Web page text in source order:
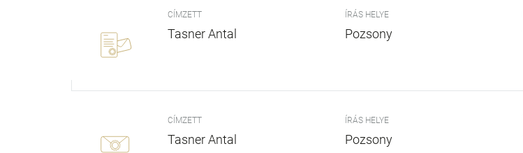
CÍMZETT
Tasner Antal
ÍRÁS HELYE
Pozsony
CÍMZETT
Tasner Antal
ÍRÁS HELYE
Pozsony